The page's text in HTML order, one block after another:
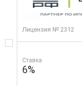
Лицензия № 2312
Ставка
6%